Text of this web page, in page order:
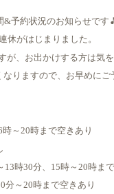
&予約状況のお知らせです
休がはじまりました。
が、お出かけする方は気
りますので、お早めにご
～20時まで空きあり
13時30分、15時～20時ま
分～20時まで空きあり